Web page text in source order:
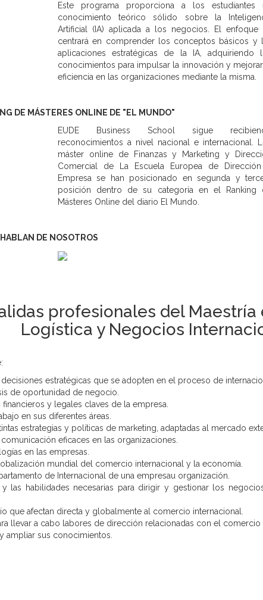
Este programa proporciona a los estudiantes
conocimiento teórico sólido sobre la
Artificial (IA) aplicada a los negocios. El enfoque
centrará en comprender los conceptos básicos y
aplicaciones estratégicas de la IA, adquiriendo
conocimientos para impulsar la innovación y
eficiencia en las organizaciones mediante la misma.
DE MÁSTERES ONLINE DE "EL MUNDO"
EUDE Business School sigue
reconocimientos a nivel nacional e internacional.
máster online de Finanzas y Marketing y
Comercial de La Escuela Europea de
Empresa se han posicionado en segunda y
posición dentro de su categoría en el Ranking
Másteres Online del diario El Mundo.
HABLAN DE NOSOTROS
profesionales del
Logística y Negocios
estratégicas que se adopten en el proceso de
de oportunidad de negocio.
y legales claves de la empresa.
en sus diferentes áreas.
estrategias y políticas de marketing, adaptadas al mercado
eficaces en las organizaciones.
en las empresas.
mundial del comercio internacional y la economía.
de Internacional de una empresau organización.
las habilidades necesarias para dirigir y gestionar los
que afectan directa y globalmente al comercio internacional.
llevar a cabo labores de dirección relacionadas con el comercio
ampliar sus conocimientos.